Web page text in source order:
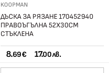
KOOPMAN
ДЪСКА ЗА РЯЗАНЕ 170452940
ПРАВОЪГЪЛНА 52Х30СМ
СТЪКЛЕНА
8.69 € 17.00 лв.